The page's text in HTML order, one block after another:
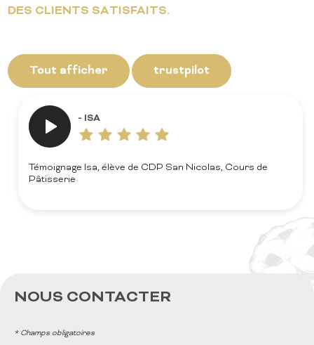
DES CLIENTS SATISFAITS.
Tout afficher trustpilot
San Nicolas, Cours de
Témoignage Cynthia, élève
NOUS CONTACTER
* Champs obligatoires